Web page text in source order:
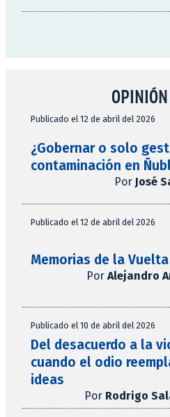
Publicado el 12 de abril del 2026
¿Gobernar o solo
contaminación en
Por José
Publicado el 12 de abril del 2026
Memorias de la
Por Alejandro
Publicado el 10 de abril del 2026
Del desacuerdo a la
cuando el odio
ideas
Por Rodrigo